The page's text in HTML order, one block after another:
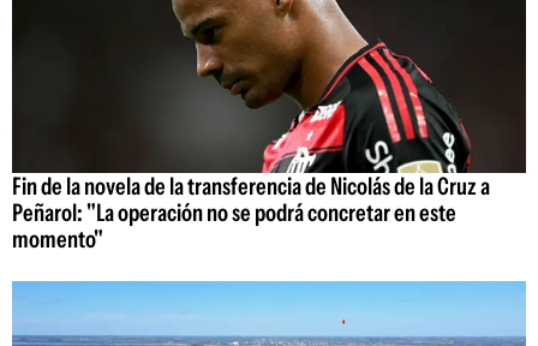
Fin de la novela de la transferencia de Nicolás de la Cruz a
Peñarol: "La operación no se podrá concretar en este
momento"